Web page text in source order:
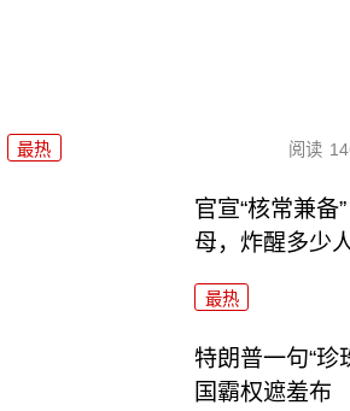
最热 阅读
官宣“核常兼备
母，炸醒多少
最热
特朗普一句“珍
国霸权遮羞布